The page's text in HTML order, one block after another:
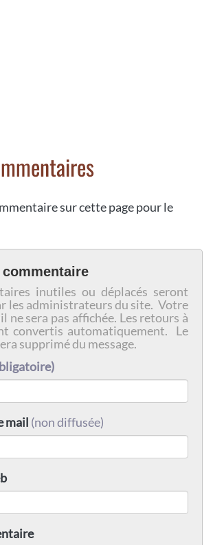
sur cette page pour le
inutiles ou déplacés seront
les administrateurs du site. Votre
ne sera pas affichée. Les retours à
convertis automatiquement. Le
supprimé du message.
mail (non diffusée)